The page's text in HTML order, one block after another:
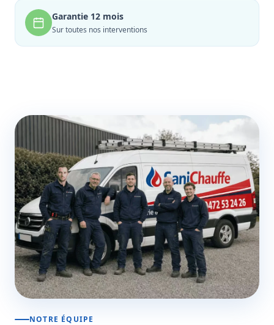
Garantie 12 mois
Sur toutes nos interventions
NOTRE ÉQUIPE